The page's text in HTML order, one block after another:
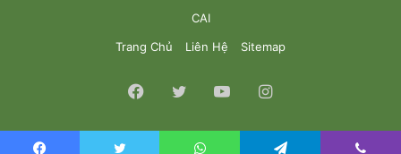
CAI
Trang Chủ
Liên Hệ Sitemap
Facebook
TwitterYouTubeInstagram